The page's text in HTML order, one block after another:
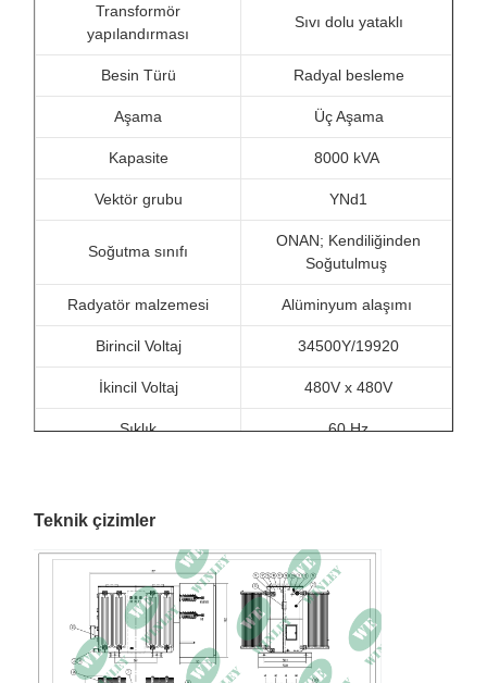
Transformör
yapılandırması
Sıvı dolu yataklı
Besin Türü Radyal besleme
Aşama Üç Aşama
Kapasite 8000 kVA
Vektör grubu YNd1
Soğutma sınıfı
ONAN; Kendiliğinden
Soğutulmuş
Radyatör malzemesi Alüminyum alaşımı
Birincil Voltaj 34500Y/19920
İkincil Voltaj 480V x 480V
Sıklık 60 Hz
İzolasyon derecesi
Kabuk malzemesi - Cooper.
Verimlilik % 99.41%
Yük Kaybı Yok (Watt) 2,200 watt
Teknik çizimler